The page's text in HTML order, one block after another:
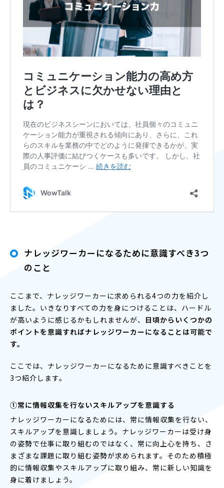
ナレッジワーカーになるために意識すべき3つ
のこと
ここまで、ナレッジワーカーに求められる4つの力を紹介し
ました。いきなりすべての力を身につけることは、ハードル
が高いように感じるかもしれませんが、 日頃からいくつかの
ポイントを意識すればナレッジワーカーになることは可能で
す。
ここでは、ナレッジワーカーになるために意識すべきことを
3つ紹介します。
①常に情報収集を行ないスキルアップを意識する
ナレッジワーカーになるためには、常に情報収集を行ない、
スキルアップを意識しましょう。ナレッジワーカーは受け身
の姿勢で仕事に取り組むのではなく、常に向上心を持ち、さ
まざまな課題に取り組む姿勢が求められます。そのため積極
的に情報収集やスキルアップに取り組み、常に新しい知識を
身に着けましょう。